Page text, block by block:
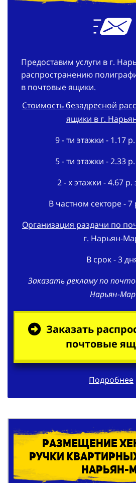
распространению
в почтовые ящики.
Стоимость безадресной
ящики в г.
9 - ти этажки - 1.17 р.
5 - ти этажки - 2.33
2 - х этажки - 4.67 р.
В частном секторе - 7
Организация раздачи по
В срок - 3
Заказать рекламу по
Заказать
почтовые
Подробнее
Размещение
ручки
Нарьян-